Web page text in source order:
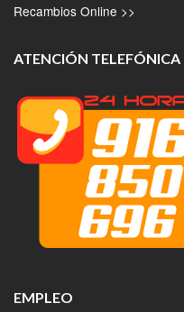
Recambios Online >>
ATENCIÓN
EMPLEO